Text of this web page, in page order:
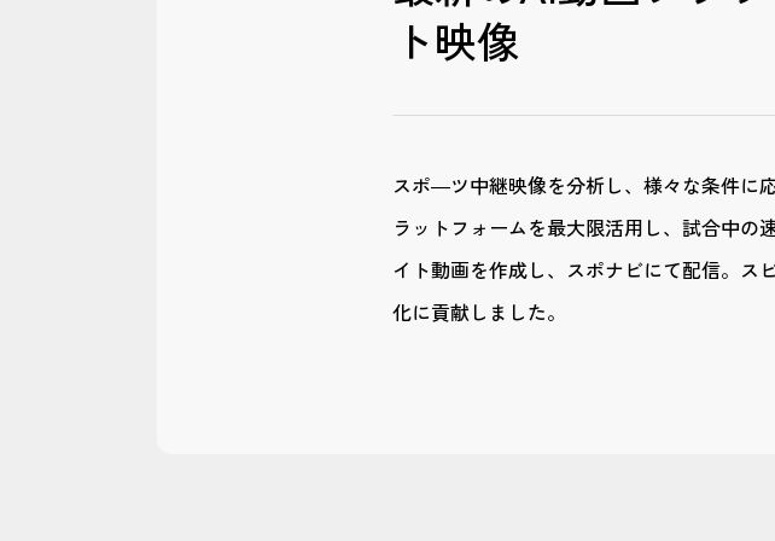
ト映像
スポ―ツ中継映像を分析し、様々な条件に
ラットフォームを最大限活用し、試合中の
イト動画を作成し、スポナビにて配信。ス
化に貢献しました。